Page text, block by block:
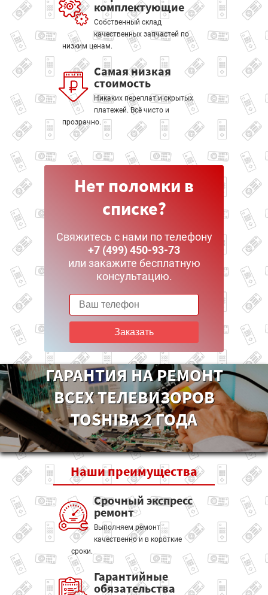
комплектующие
Собственный склад
качественных запчастей по
низким ценам.
Самая низкая
стоимость
Никаких переплат и скрытых
платежей. Всё чисто и
прозрачно.
Нет поломки в
списке?
Свяжитесь с нами по телефону
+7 (499) 450-93-73
или закажите бесплатную
консультацию.
Заказать
ГАРАНТИЯ НА РЕМОНТ
ВСЕХ ТЕЛЕВИЗОРОВ
TOSHIBA 2 ГОДА
Нашипреимущества
Срочный экспресс
ремонт
Выполняем ремонт
качественно и в короткие
сроки.
Гарантийные
обязательства